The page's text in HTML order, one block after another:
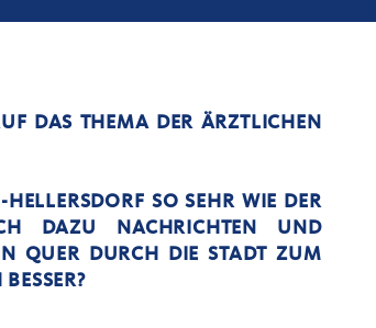
DAS THEMA DER ÄRZTLICHEN
SO SEHR WIE DER
DAZU NACHRICHTEN UND
QUER DURCH DIE STADT ZUM